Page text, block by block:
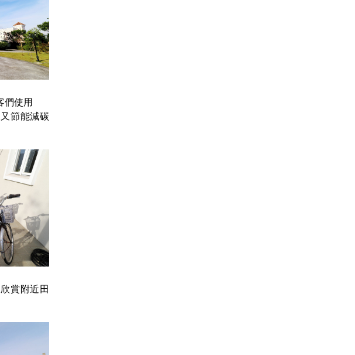
們使用
節能減碳
賞附近田